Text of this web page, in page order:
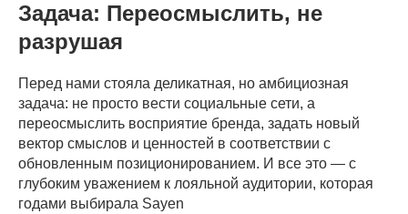
Задача: Переосмыслить, не
разрушая
Перед нами стояла деликатная, но амбициозная
задача: не просто вести социальные сети, а
переосмыслить восприятие бренда, задать новый
вектор смыслов и ценностей в соответствии с
обновленным позиционированием. И все это — с
глубоким уважением к лояльной аудитории, которая
годами выбирала Sayen